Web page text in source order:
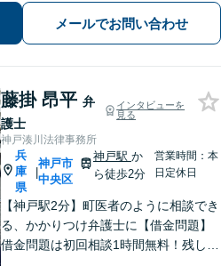
題】経済面やお子さまの将来を見据
え、納得できる解決策を提案【元町駅4
メールでお問い合わせ
藤掛 昂平 弁
護士
インタビューを
見る
神戸湊川法律事務所
兵
庫
県
|
神戸市
中央区
神戸駅 か
ら徒歩2分
営業時間：本
日定休日
【神戸駅2分】町医者のように相談でき
る、かかりつけ弁護士に【借金問題】
借金問題は初回相談1時間無料！残した